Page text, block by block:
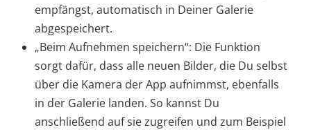
empfängst, automatisch in Deiner Galerie
abgespeichert.
„Beim Aufnehmen speichern“: Die Funktion
sorgt dafür, dass alle neuen Bilder, die Du selbst
über die Kamera der App aufnimmst, ebenfalls
in der Galerie landen. So kannst Du
anschließend auf sie zugreifen und zum Beispiel